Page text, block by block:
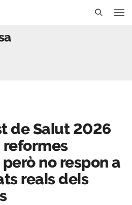
de Salut
de Salut 2026
reformes
no respon a
reals dels